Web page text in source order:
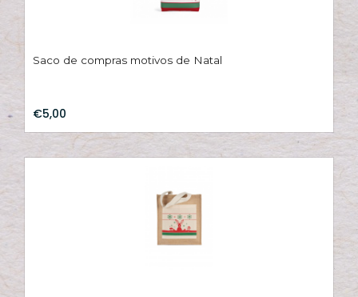
Saco de compras motivos de Natal
€5,00